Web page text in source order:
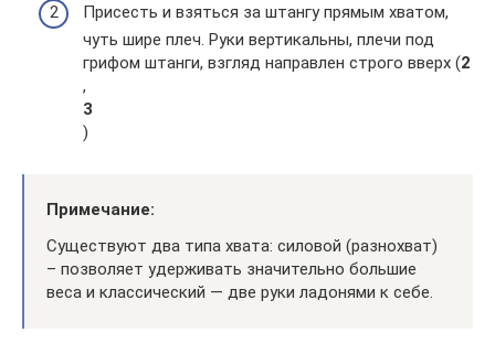
Присесть и взяться за штангу прямым хватом,
чуть шире плеч. Руки вертикальны, плечи под
грифом штанги, взгляд направлен строго вверх (2
,
3
)
Примечание:
Существуют два типа хвата: силовой (разнохват)
– позволяет удерживать значительно большие
веса и классический — две руки ладонями к себе.